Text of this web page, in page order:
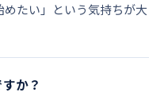
たい」という気持ちが大
か？